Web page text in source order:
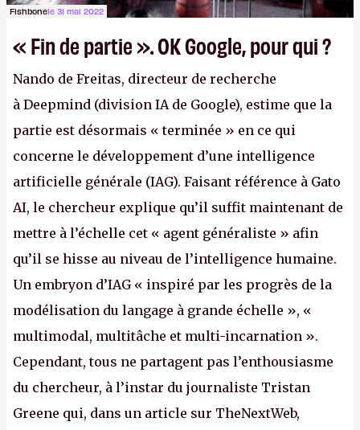
Fishbonele 31 mai 2022
« Fin de partie ». OK Google, pour qui ?
Nando de Freitas, directeur de recherche
à Deepmind (division IA de Google), estime que la
partie est désormais « terminée » en ce qui
concerne le développement d’une intelligence
artificielle générale (IAG). Faisant référence à Gato
AI, le chercheur explique qu’il suffit maintenant de
mettre à l’échelle cet « agent généraliste » afin
qu’il se hisse au niveau de l’intelligence humaine.
Un embryon d’IAG « inspiré par les progrès de la
modélisation du langage à grande échelle », «
multimodal, multitâche et multi-incarnation ».
Cependant, tous ne partagent pas l’enthousiasme
du chercheur, à l’instar du journaliste Tristan
Greene qui, dans un article sur TheNextWeb,